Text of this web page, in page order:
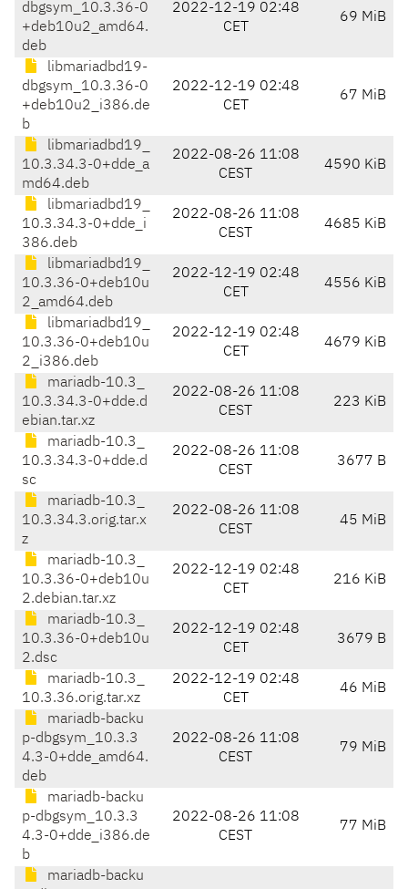
dbgsym_10.3.36-0
+deb10u2_amd64.
deb
2022-12-19 02:48
CET
69 MiB
libmariadbd19-
dbgsym_10.3.36-0
+deb10u2_i386.de
b
2022-12-19 02:48
CET
67 MiB
libmariadbd19_
10.3.34.3-0+dde_a
md64.deb
2022-08-26 11:08
CEST
4590 KiB
libmariadbd19_
10.3.34.3-0+dde_i
386.deb
2022-08-26 11:08
CEST
4685 KiB
libmariadbd19_
10.3.36-0+deb10u
2_amd64.deb
2022-12-19 02:48
CET
4556 KiB
libmariadbd19_
10.3.36-0+deb10u
2_i386.deb
2022-12-19 02:48
CET
4679 KiB
mariadb-10.3_
10.3.34.3-0+dde.d
ebian.tar.xz
2022-08-26 11:08
CEST
223 KiB
mariadb-10.3_
10.3.34.3-0+dde.d
sc
2022-08-26 11:08
CEST
3677 B
mariadb-10.3_
10.3.34.3.orig.tar.x
z
2022-08-26 11:08
CEST
45 MiB
mariadb-10.3_
10.3.36-0+deb10u
2.debian.tar.xz
2022-12-19 02:48
CET
216 KiB
mariadb-10.3_
10.3.36-0+deb10u
2.dsc
2022-12-19 02:48
CET
3679 B
mariadb-10.3_
10.3.36.orig.tar.xz
2022-12-19 02:48
CET
46 MiB
mariadb-backu
p-dbgsym_10.3.3
4.3-0+dde_amd64.
deb
2022-08-26 11:08
CEST
79 MiB
mariadb-backu
p-dbgsym_10.3.3
4.3-0+dde_i386.de
b
2022-08-26 11:08
CEST
77 MiB
mariadb-backu